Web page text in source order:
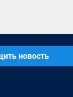
новость